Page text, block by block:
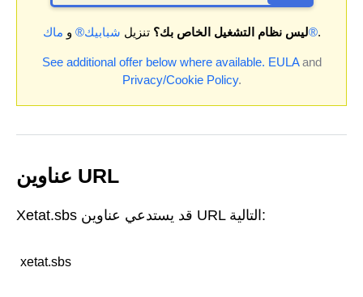
ليس نظام التشغيل الخاص بك؟ تنزيل شبابيك® و ماك®.
See additional offer below where available. EULAand
Privacy/Cookie Policy.
عناوين URL
Xetat.sbs قد يستدعي عناوين URL التالية:
xetat.sbs